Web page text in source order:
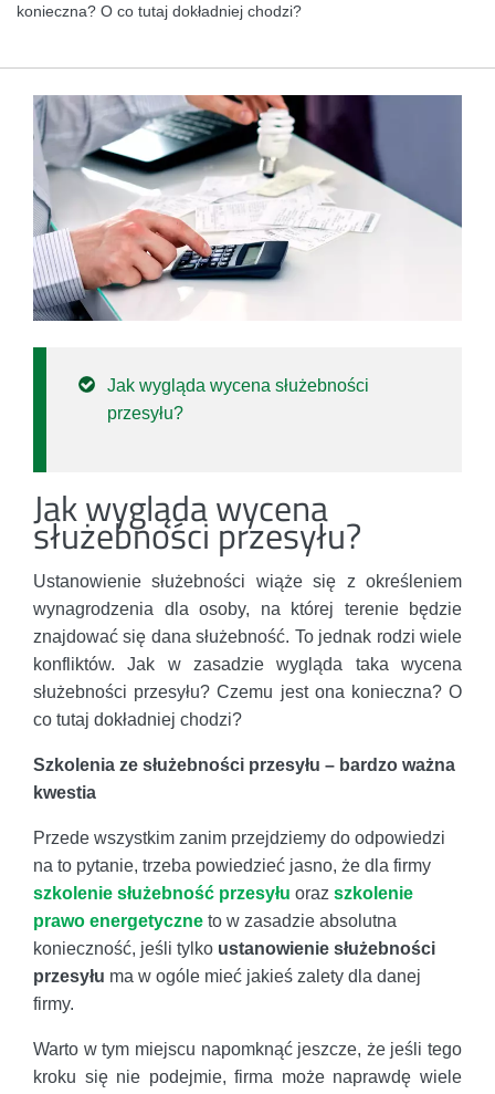
konieczna? O co tutaj dokładniej chodzi?
Jak wygląda wycena służebności
przesyłu?
Jak wygląda wycena
służebności przesyłu?
Ustanowienie służebności wiąże się z określeniem
wynagrodzenia dla osoby, na której terenie będzie
znajdować się dana służebność. To jednak rodzi wiele
konfliktów. Jak w zasadzie wygląda taka wycena
służebności przesyłu? Czemu jest ona konieczna? O
co tutaj dokładniej chodzi?
Szkolenia ze służebności przesyłu – bardzo ważna
kwestia
Przede wszystkim zanim przejdziemy do odpowiedzi
na to pytanie, trzeba powiedzieć jasno, że dla firmy
szkolenie służebność przesyłu oraz szkolenie
prawo energetyczne to w zasadzie absolutna
konieczność, jeśli tylko ustanowienie służebności
przesyłu ma w ogóle mieć jakieś zalety dla danej
firmy.
Warto w tym miejscu napomknąć jeszcze, że jeśli tego
kroku się nie podejmie, firma może naprawdę wiele